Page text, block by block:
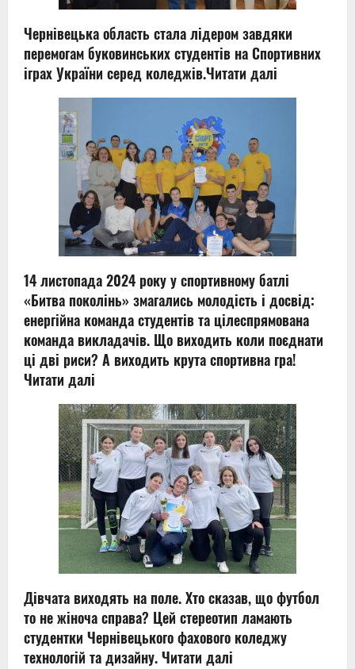
Чернівецька область стала лідером завдяки
перемогам буковинських студентів на Спортивних
іграх України серед коледжів.Читати далі
14 листопада 2024 року у спортивному батлі
«Битва поколінь» змагались молодість і досвід:
енергійна команда студентів та цілеспрямована
команда викладачів. Що виходить коли поєднати
ці дві риси? А виходить крута спортивна гра!
Читати далі
Дівчата виходять на поле. Хто сказав, що футбол
то не жіноча справа? Цей стереотип ламають
студентки Чернівецького фахового коледжу
технологій та дизайну.Читати далі